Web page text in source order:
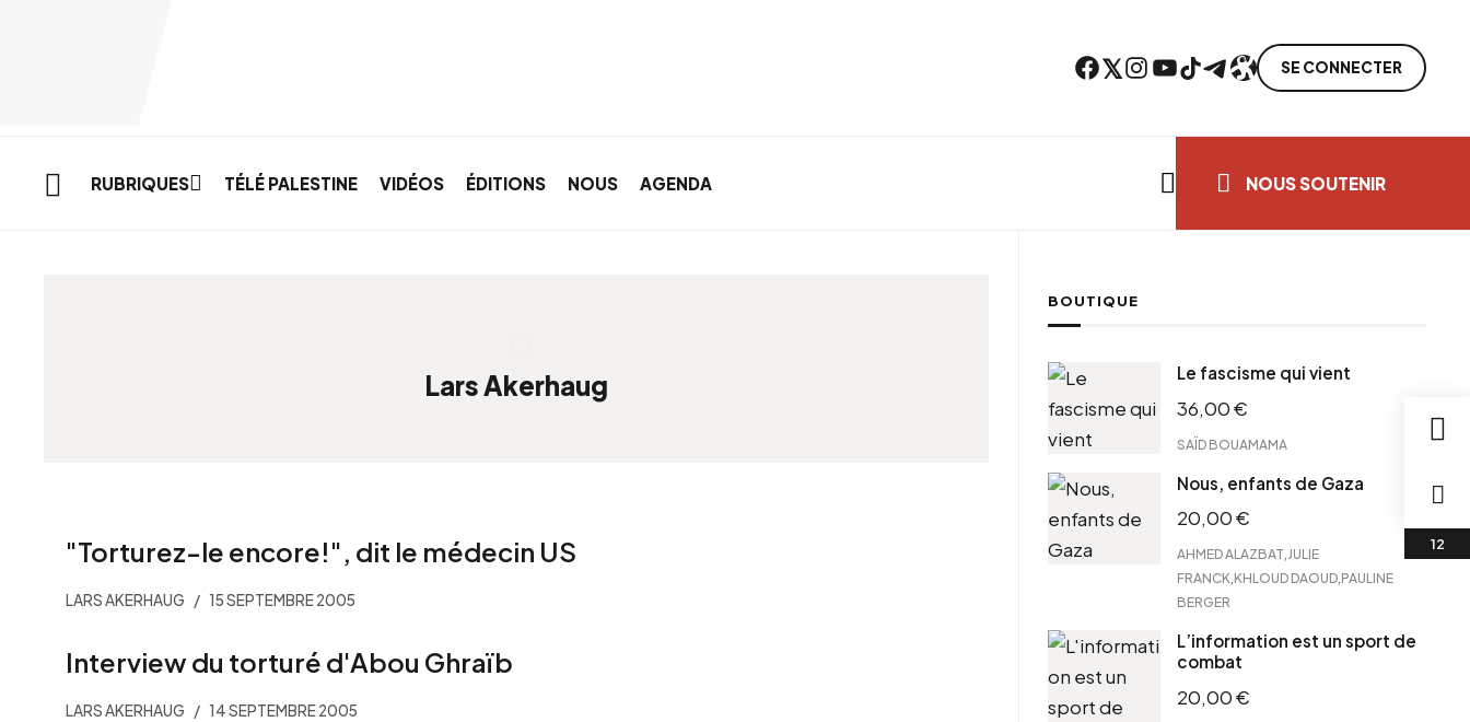
Facebook Twitter Instagram YouTube TikTok TelegramLien SE CONNECTER
RUBRIQUES TÉLÉ PALESTINE VIDÉOS ÉDITIONS NOUS AGENDA NOUS SOUTENIR
Lars Akerhaug
"Torturez-le encore!", dit le médecin US
LARS AKERHAUG 15 SEPTEMBRE 2005
Interview du torturé d'Abou Ghraïb
LARS AKERHAUG 14 SEPTEMBRE 2005
BOUTIQUE
Le fascisme qui vient
36,00€
SAÏD BOUAMAMA
Nous, enfants de Gaza
20,00€
AHMED ALAZBAT JULIE
FRANCK KHLOUD DAOUD PAULINE
BERGER
L’information est un sport de
combat
20,00€